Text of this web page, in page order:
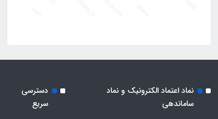
نماد اعتماد الکترونیک و نماد
ساماندهی
دسترسی
سریع